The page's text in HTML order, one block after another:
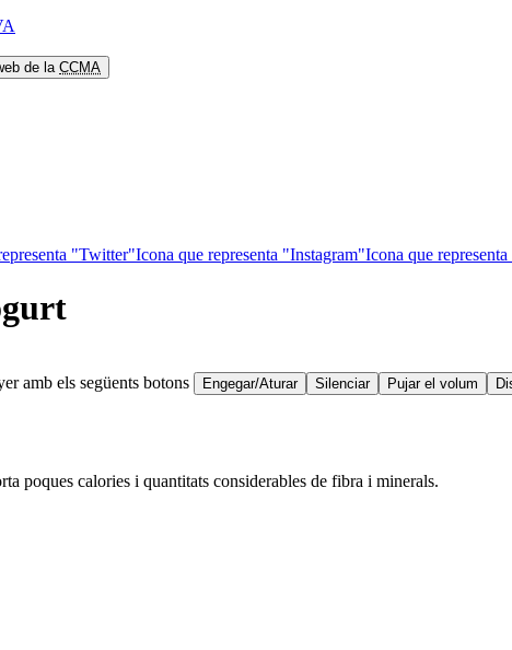
de la CCMA
"Twitter"Icona que representa "Instagram"Icona que
amb els següents botons
Engegar/Aturar Silenciar Pujar el volum
poques calories i quantitats considerables de fibra i minerals.